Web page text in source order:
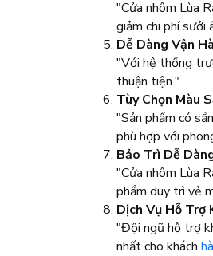
"Cửa nhôm Lùa
giảm chi phí sưởi
Dễ Dàng Vận
"Với hệ thống
thuận tiện."
Tùy Chọn Màu
"Sản phẩm có
phù hợp với
Bảo Trì Dễ
"Cửa nhôm Lùa
phẩm duy trì vẻ
Dịch Vụ Hỗ Trợ
"Đội ngũ hỗ trợ
nhất cho khách